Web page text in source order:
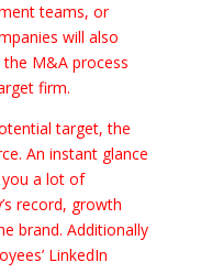
teams, or
will also
M&A process
firm.
target, the
An instant glance
you a lot of
record, growth
brand. Additionally
LinkedIn